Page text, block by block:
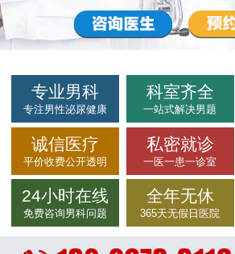
专业男科
专注男性泌尿健康
科室齐全
一站式解决男题
诚信医疗
平价收费公开透明
私密就诊
一医一患一诊室
24小时在线
免费咨询男科问题
全年无休
365天无假日医院